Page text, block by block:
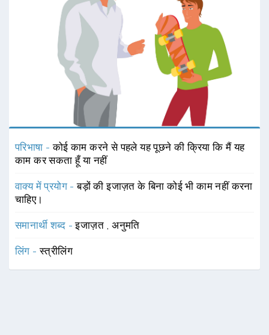
परिभाषा -कोई काम करने से पहले यह पूछने की क्रिया कि मैं यह
काम कर सकता हूँ या नहीं
वाक्य में प्रयोग -बड़ों की इजाज़त के बिना कोई भी काम नहीं करना
चाहिए।
समानार्थी शब्द -इजाज़त ,अनुमति
लिंग -स्त्रीलिंग